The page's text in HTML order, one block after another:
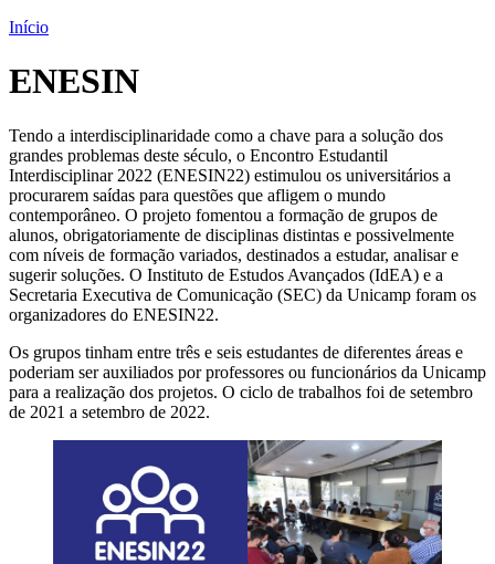
Início
ENESIN
Tendo a interdisciplinaridade como a chave para a solução dos
grandes problemas deste século, o Encontro Estudantil
Interdisciplinar 2022 (ENESIN22) estimulou os universitários a
procurarem saídas para questões que afligem o mundo
contemporâneo. O projeto fomentou a formação de grupos de
alunos, obrigatoriamente de disciplinas distintas e possivelmente
com níveis de formação variados, destinados a estudar, analisar e
sugerir soluções. O Instituto de Estudos Avançados (IdEA) e a
Secretaria Executiva de Comunicação (SEC) da Unicamp foram os
organizadores do ENESIN22.
Os grupos tinham entre três e seis estudantes de diferentes áreas e
poderiam ser auxiliados por professores ou funcionários da Unicamp
para a realização dos projetos. O ciclo de trabalhos foi de setembro
de 2021 a setembro de 2022.